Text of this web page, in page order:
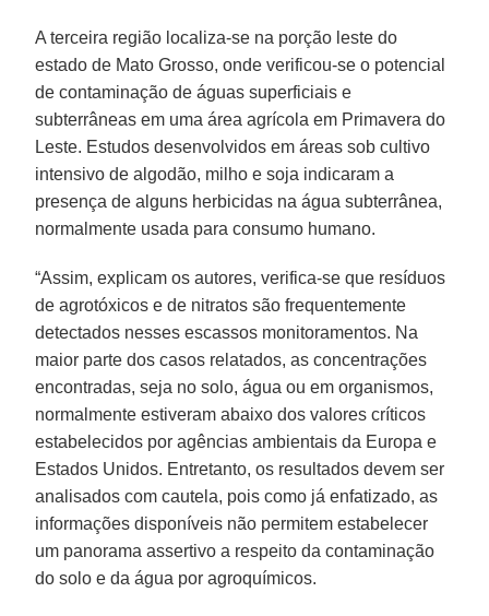
A terceira região localiza-se na porção leste do
estado de Mato Grosso, onde verificou-se o potencial
de contaminação de águas superficiais e
subterrâneas em uma área agrícola em Primavera do
Leste. Estudos desenvolvidos em áreas sob cultivo
intensivo de algodão, milho e soja indicaram a
presença de alguns herbicidas na água subterrânea,
normalmente usada para consumo humano.
“Assim, explicam os autores, verifica-se que resíduos
de agrotóxicos e de nitratos são frequentemente
detectados nesses escassos monitoramentos. Na
maior parte dos casos relatados, as concentrações
encontradas, seja no solo, água ou em organismos,
normalmente estiveram abaixo dos valores críticos
estabelecidos por agências ambientais da Europa e
Estados Unidos. Entretanto, os resultados devem ser
analisados com cautela, pois como já enfatizado, as
informações disponíveis não permitem estabelecer
um panorama assertivo a respeito da contaminação
do solo e da água por agroquímicos.